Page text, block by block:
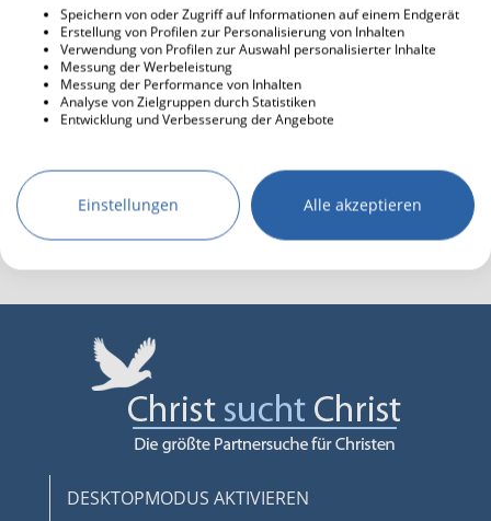
Mondstein
27.02.2021 13:36
Hast mir ein Lächeln ins Gesicht
gezaubert😍🙃☺lieben
Dank,@wounded🥰
DESKTOPMODUS AKTIVIEREN
Speichern von oder Zugriff auf Informationen auf einem Endgerät
Erstellung von Profilen zur Personalisierung von Inhalten
Verwendung von Profilen zur Auswahl personalisierter Inhalte
Messung der Werbeleistung
Messung der Performance von Inhalten
Analyse von Zielgruppen durch Statistiken
Entwicklung und Verbesserung der Angebote
Einstellungen Alle akzeptieren